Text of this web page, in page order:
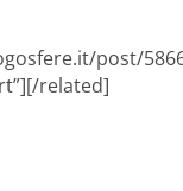
post/
related]